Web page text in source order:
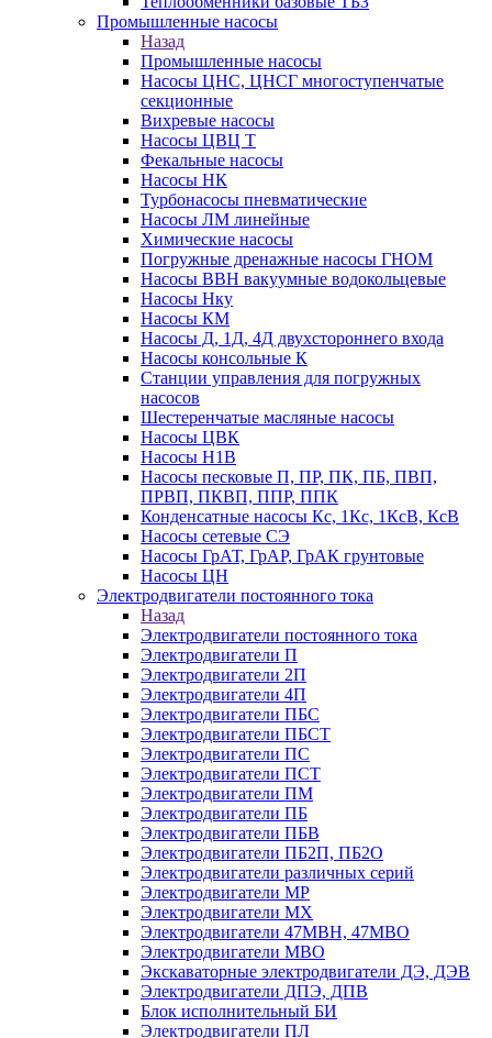
Промышленные насосы
Назад
Промышленные насосы
Насосы ЦНС, ЦНСГ многоступенчатые
секционные
Вихревые насосы
Насосы ЦВЦ Т
Фекальные насосы
Насосы НК
Турбонасосы пневматические
Насосы ЛМ линейные
Химические насосы
Погружные дренажные насосы ГНОМ
Насосы ВВН вакуумные водокольцевые
Насосы Нку
Насосы КМ
Насосы Д, 1Д, 4Д двухстороннего входа
Насосы консольные К
Станции управления для погружных
насосов
Шестеренчатые масляные насосы
Насосы ЦВК
Насосы Н1В
Насосы песковые П, ПР, ПК, ПБ, ПВП,
ПРВП, ПКВП, ППР, ППК
Конденсатные насосы Кс, 1Кс, 1КсВ, КсВ
Насосы сетевые СЭ
Насосы ГрАТ, ГрАР, ГрАК грунтовые
Насосы ЦН
Электродвигатели постоянного тока
Назад
Электродвигатели постоянного тока
Электродвигатели П
Электродвигатели 2П
Электродвигатели 4П
Электродвигатели ПБС
Электродвигатели ПБСТ
Электродвигатели ПС
Электродвигатели ПСТ
Электродвигатели ПМ
Электродвигатели ПБ
Электродвигатели ПБВ
Электродвигатели ПБ2П, ПБ2О
Электродвигатели различных серий
Электродвигатели МР
Электродвигатели MX
Электродвигатели 47MBH, 47МВО
Электродвигатели MBO
Экскаваторные электродвигатели ДЭ, ДЭВ
Электродвигатели ДПЭ, ДПВ
Блок исполнительный БИ
Электродвигатели ПЛ